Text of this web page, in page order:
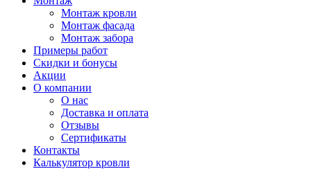
Монтаж кровли
Монтаж фасада
Монтаж забора
Примеры работ
Скидки и бонусы
Акции
О компании
О нас
Доставка и оплата
Отзывы
Сертификаты
Контакты
Калькулятор кровли